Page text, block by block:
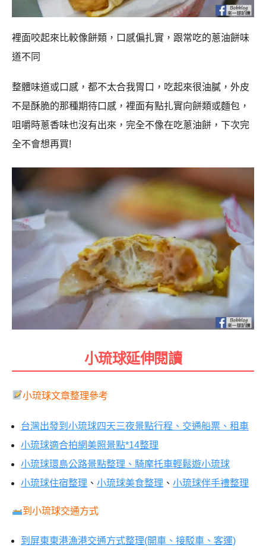
裡面咬起來比較像餅類，口感偏扎實，跟常吃的蔥油餅味
道不同
整體味道或口感，都不太合我胃口，吃起來很油膩，外皮
不是酥脆的那種期待口感，裡面有點扎實向餅類或麵包，
咀嚼時蔥香味也沒有出來，完全不像在吃蔥油餅，下次完
全不會想再買!
小琉球延伸閱讀
小琉球文章整理參考
台灣出發到小琉球四天三夜景點行程、交通船票、租車
小琉球適合拍網美照景點*14整理
小琉球環島公路景點整理、騎摩托車輕鬆遊小琉球
小琉球住宿整理 、 小琉球美食整理 、 小琉球伴手禮整理
到小琉球交通方式
到屏東東港漁港交通方式整理(開車、接駁車、客運)